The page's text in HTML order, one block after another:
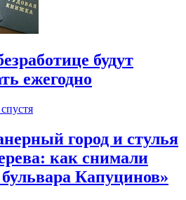
будут
ежегодно
город и стулья
как снимали
Капуцинов»